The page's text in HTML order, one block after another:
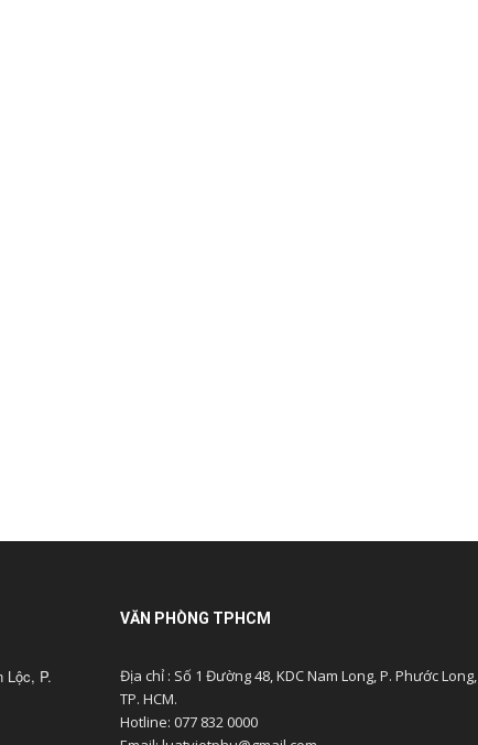
Lộc, P.
VĂN PHÒNG TPHCM
Địa chỉ : Số 1 Đường 48, KDC Nam Long, P. Phước Long,
TP. HCM.
Hotline: 077 832 0000